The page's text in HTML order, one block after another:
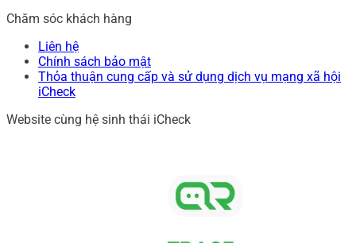
Chăm sóc khách hàng
Liên hệ
Chính sách bảo mật
Thỏa thuận cung cấp và sử dụng dịch vụ mạng xã hội
iCheck
Website cùng hệ sinh thái iCheck